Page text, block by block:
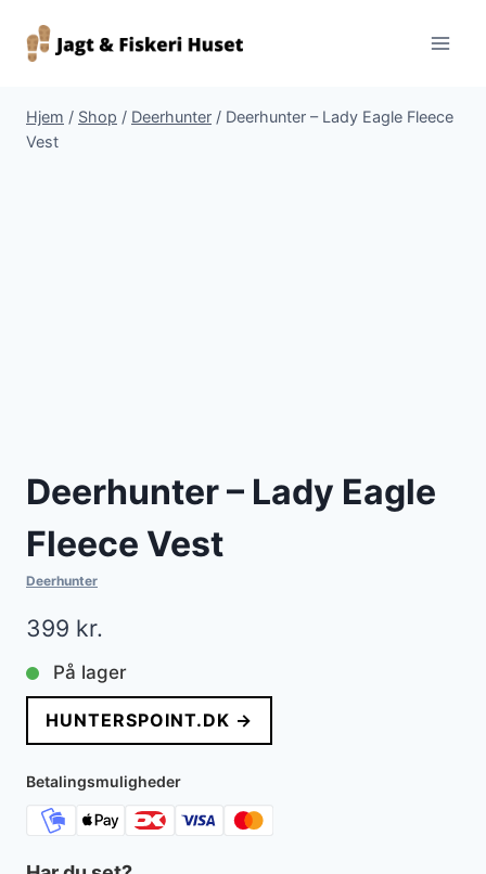
Hjem / Shop / Deerhunter / Deerhunter – Lady Eagle Fleece
Vest
Deerhunter – Lady Eagle
Fleece Vest
Deerhunter
399 kr.
På lager
HUNTERSPOINT.DK →
Betalingsmuligheder